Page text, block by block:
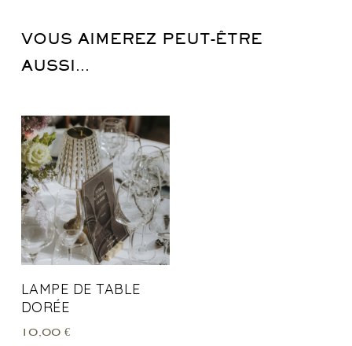
VOUS AIMEREZ PEUT-ÊTRE
AUSSI…
LAMPE DE TABLE
DORÉE
10,00 €